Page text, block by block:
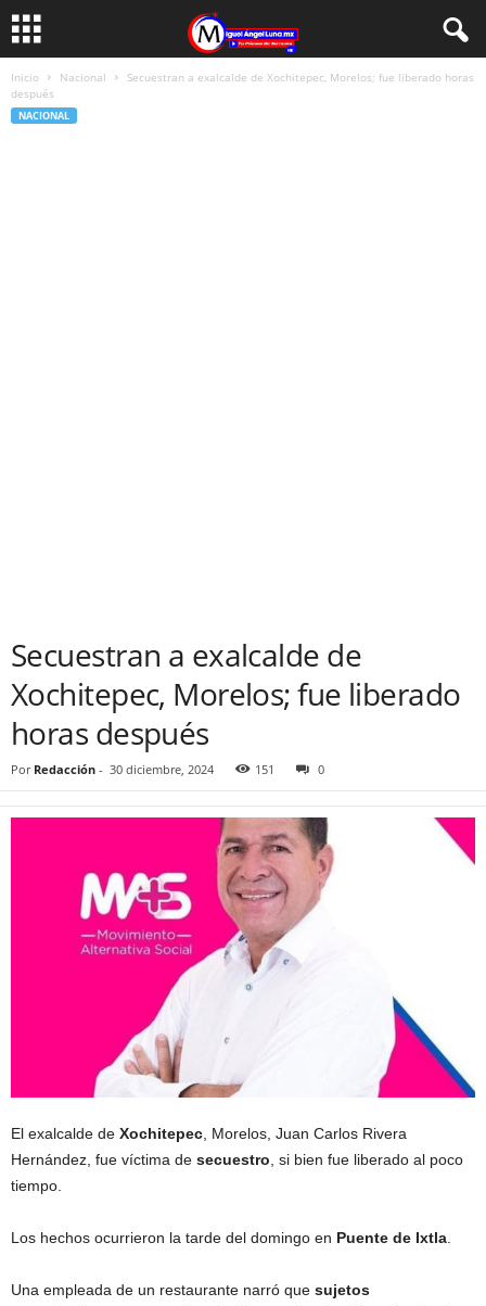
Inicio Nacional
Secuestran a exalcalde de Xochitepec, Morelos; fue liberado horas
después
NACIONAL
Secuestran a exalcalde de
Xochitepec, Morelos; fue liberado
horas después
Por Redacción - 30 diciembre, 2024 151 0
El exalcalde de Xochitepec , Morelos, Juan Carlos Rivera
Hernández, fue víctima de secuestro , si bien fue liberado al poco
tiempo.
Los hechos ocurrieron la tarde del domingo en Puente de Ixtla
Una empleada de un restaurante narró que sujetos